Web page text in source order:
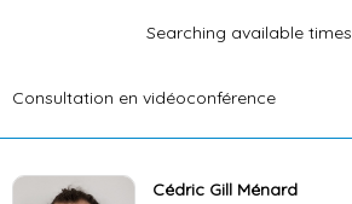
Searching available times
Consultation en vidéoconférence
Cédric Gill Ménard